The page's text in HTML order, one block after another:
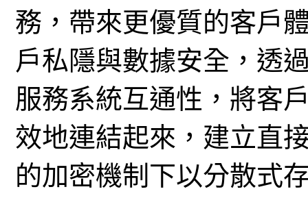
務，帶來更優質的客戶
戶私隱與數據安全，透
服務系統互通性，將客
效地連結起來，建立直
的加密機制下以分散式